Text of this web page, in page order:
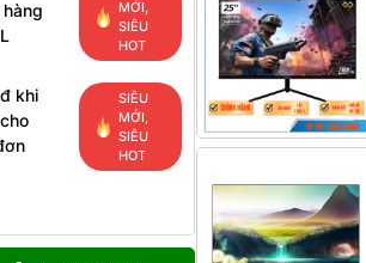
MỚI,
SIÊU
HOT
khi
SIÊU
MỚI,
SIÊU
HOT